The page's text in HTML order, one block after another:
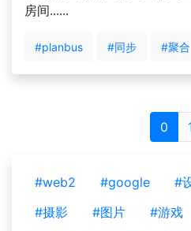
房间......
#planbus #同步 #聚合
0
#web2 #google #
#摄影
#图片 #游戏